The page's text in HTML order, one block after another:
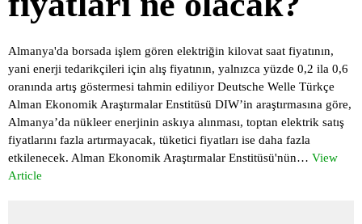
Almanya'da borsada işlem gören elektriğin kilovat saat fiyatının,
yani enerji tedarikçileri için alış fiyatının, yalnızca yüzde 0,2 ila 0,6
oranında artış göstermesi tahmin ediliyor Deutsche Welle Türkçe
Alman Ekonomik Araştırmalar Enstitüsü DIW’in araştırmasına göre,
Almanya’da nükleer enerjinin askıya alınması, toptan elektrik satış
fiyatlarını fazla artırmayacak, tüketici fiyatları ise daha fazla
etkilenecek. Alman Ekonomik Araştırmalar Enstitüsü'nün… View
Article